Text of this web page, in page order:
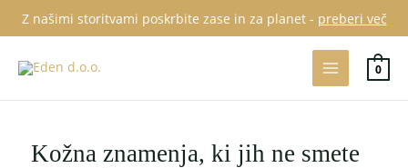
Skip
to
content
Z našimi storitvami poskrbite zase in za planet - preberi več
Main
Menu
0
Kožna znamenja, ki jih ne smete